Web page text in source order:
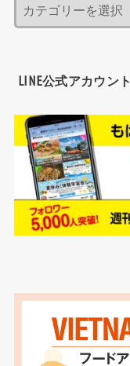
LINE公式アカウント